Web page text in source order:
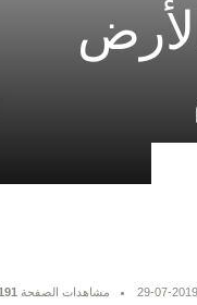
29-07-2019 مشاهدات الصفحة